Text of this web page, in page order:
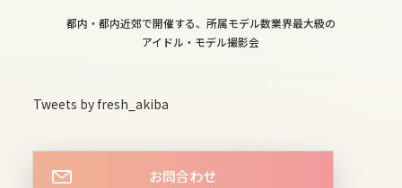
13
tue
wed
都内・都内近郊で開催する、所属モデル数業界最大級の
アイドル・モデル撮影会
Tweets by fresh_akiba
お問合わせ